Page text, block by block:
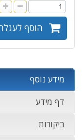
הוסף
מידע נוסף
דף מידע
ביקורות